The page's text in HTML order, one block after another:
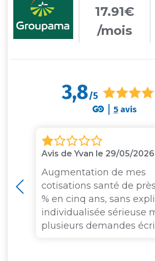
17.91€
/mois
3,8/5
5avis
Avis de Yvan le 29/05/2026
Augmentation de mes
cotisations santé de
% en cinq ans, sans
individualisée sérieuse
plusieurs demandes